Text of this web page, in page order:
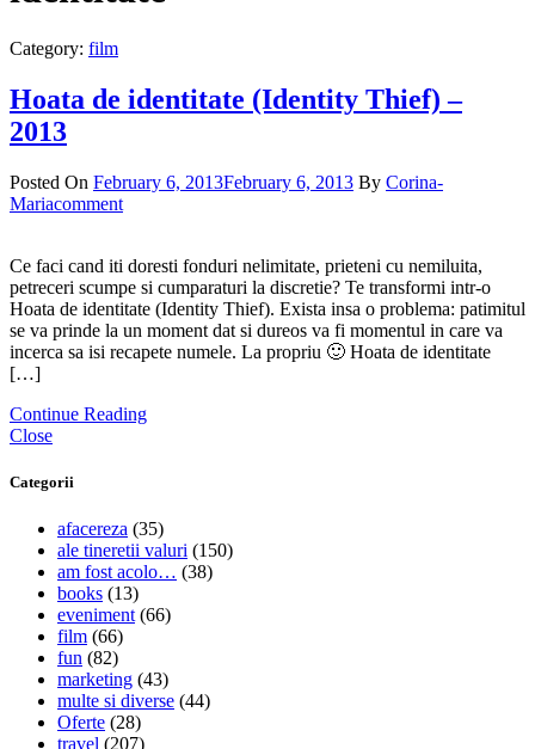
Category: film
Hoata de identitate (Identity Thief) –
2013
Posted On February 6, 2013February 6, 2013 By Corina-
Mariacomment
Ce faci cand iti doresti fonduri nelimitate, prieteni cu nemiluita,
petreceri scumpe si cumparaturi la discretie? Te transformi intr-o
Hoata de identitate (Identity Thief). Exista insa o problema: patimitul
se va prinde la un moment dat si dureos va fi momentul in care va
incerca sa isi recapete numele. La propriu 🙂 Hoata de identitate
[…]
Continue Reading
Close
Categorii
afacereza (35)
ale tineretii valuri (150)
am fost acolo… (38)
books (13)
eveniment (66)
film (66)
fun (82)
marketing (43)
multe si diverse (44)
Oferte (28)
travel (207)